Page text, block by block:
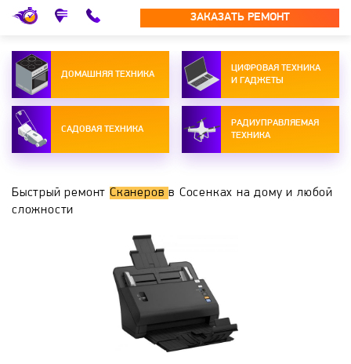
ЗАКАЗАТЬ РЕМОНТ
ДОМАШНЯЯ ТЕХНИКА
ЦИФРОВАЯ ТЕХНИКА
И ГАДЖЕТЫ
САДОВАЯ ТЕХНИКА
РАДИУПРАВЛЯЕМАЯ
ТЕХНИКА
Быстрый ремонтСканеровв Сосенках на дому и любой
сложности